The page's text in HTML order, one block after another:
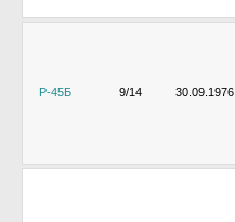
Р-45Б 9/14 30.09.1976